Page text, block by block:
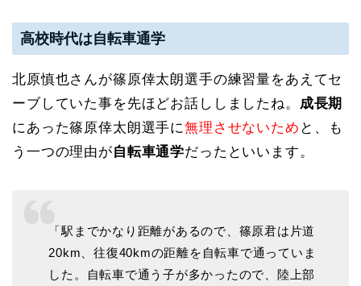
高校時代は自転車通学
北原慎也さんが篠原倖太朗選手の練習量をあえてセ
ーブしていた事を先ほどお話ししましたね。 成長期
にあった篠原倖太朗選手に無理させないため と、も
う一つの理由が自転車通学だったといいます。
「駅までかなり距離があるので、篠原君は片道
20km、往復40kmの距離を自転車で通っていま
した。自転車で通う子が多かったので、陸上部